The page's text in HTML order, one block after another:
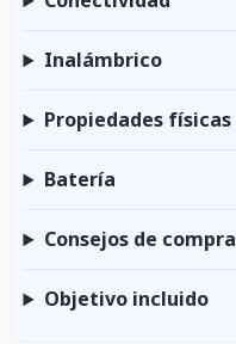
Inalámbrico
Propiedades físicas
Batería
Consejos de compra
Objetivo incluido